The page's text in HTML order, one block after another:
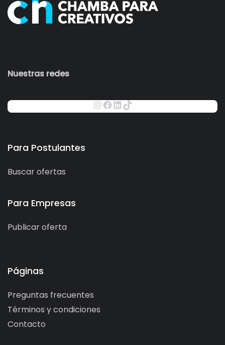
Nuestras redes
Para Postulantes
Buscar ofertas
Para Empresas
Publicar oferta
Páginas
Preguntas frecuentes
Términos y condiciones
Contacto